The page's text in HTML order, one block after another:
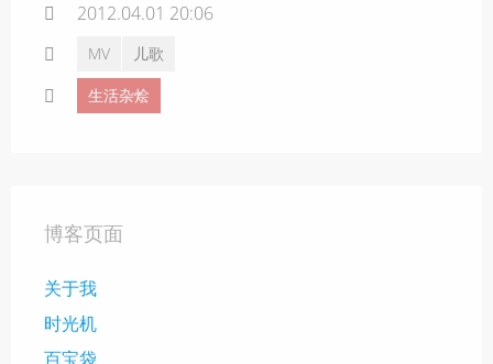
2012.04.01 20:06
MV
儿歌
生活杂烩
博客页面
关于我
时光机
百宝袋